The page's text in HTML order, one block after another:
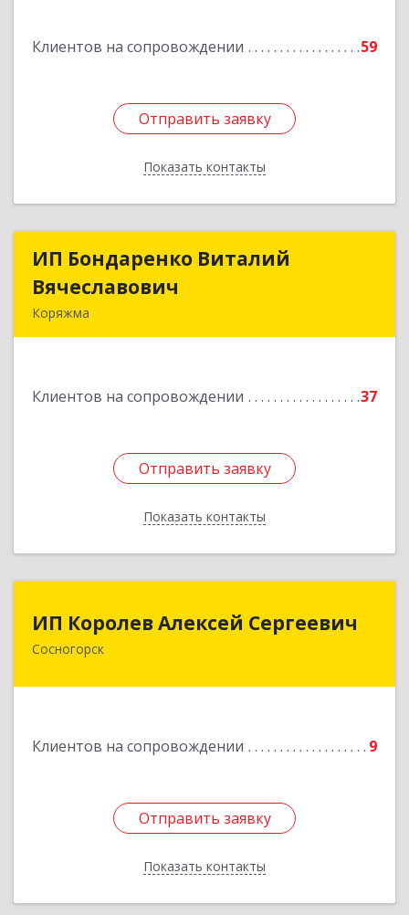
Клиентов на сопровождении 59
Отправить заявку
Показать контакты
Отправить заявку
Назад
ИП Бондаренко Виталий
Вячеславович
Коряжма
Клиентов на сопровождении 37
Отправить заявку
Показать контакты
ИП Бондаренко Виталий
Подробнее
Отправить заявку
Назад
ИП Королев Алексей Сергеевич
Сосногорск
Клиентов на сопровождении 9
Отправить заявку
Показать контакты
ИП Королев Алексей Сергеевич
169500, Коми Респ, Сосногорск г, Советская ул,
Отправить заявку
Назад